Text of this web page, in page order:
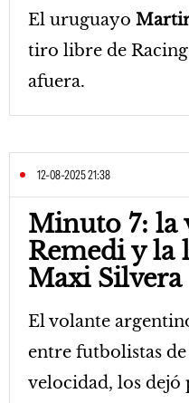
El uruguayo
tiro libre de
afuera.
12-08-2025 21:38
Minuto 7: la
Remedi y la
Maxi Silvera
El volante
entre futbolistas
velocidad, los dejó